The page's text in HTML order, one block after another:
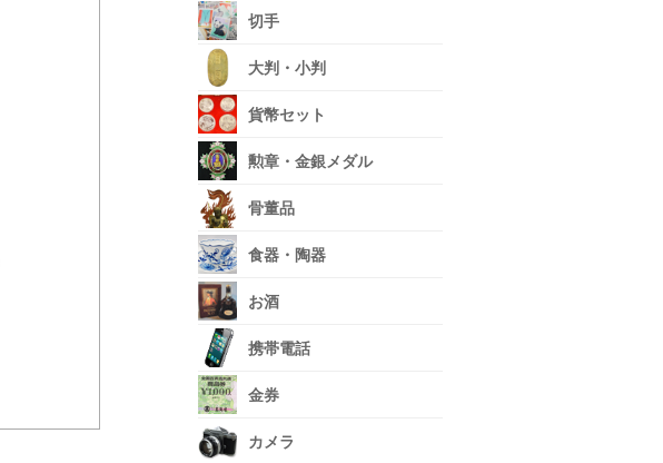
切手
大判・小判
貨幣セット
勲章・金銀メダル
骨董品
食器・陶器
お酒
携帯電話
金券
カメラ